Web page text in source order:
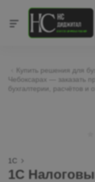
Купить решения для
Чебоксарах — заказать
бухгалтерии, расчётов и
1С
1С